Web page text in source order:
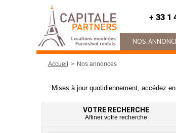
+ 33 1
NOS
Accueil Nos annonces
Mises à jour quotidiennement, accédez
VOTRE RECHERCHE
Affiner votre recherche